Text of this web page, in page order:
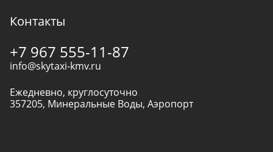
Контакты
+7 967 555-11-87
info@skytaxi-kmv.ru
Ежедневно, круглосуточно
357205, Минеральные Воды, Аэропорт